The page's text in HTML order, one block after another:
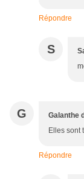
Répondre
S
G Galanthe
Elles sont
Répondre